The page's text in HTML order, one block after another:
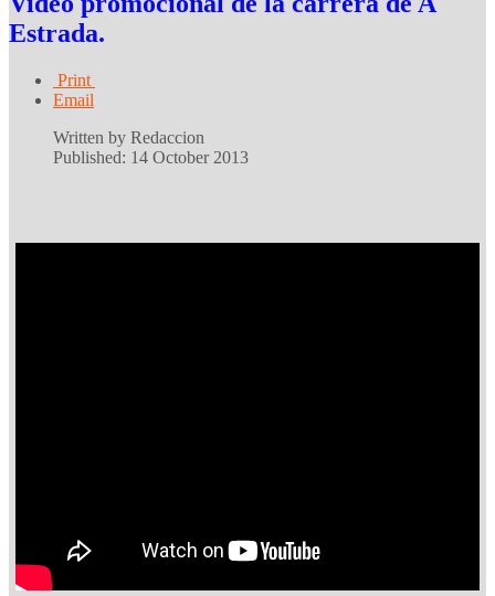
Estrada.
Print
Email
Written by Redaccion
Published: 14 October 2013